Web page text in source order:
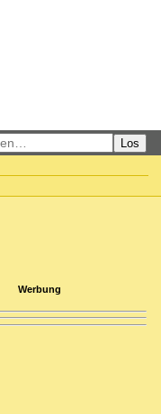
Los
Werbung